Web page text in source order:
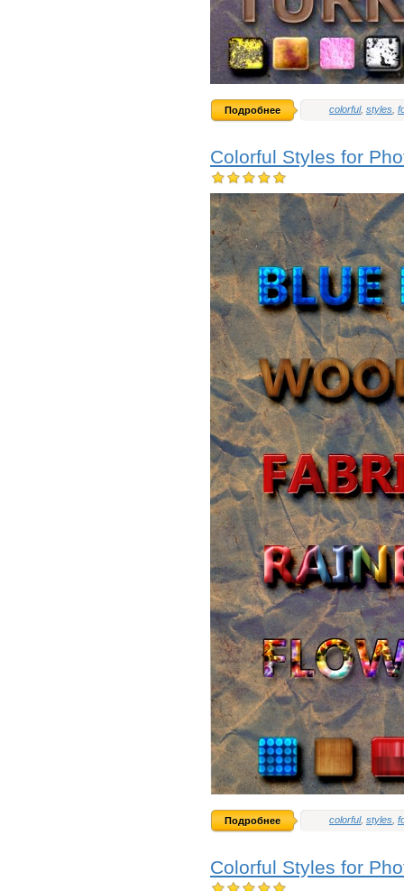
colorful, styles
Подробнее
Colorful Styles for
colorful, styles,
Подробнее
Colorful Styles for